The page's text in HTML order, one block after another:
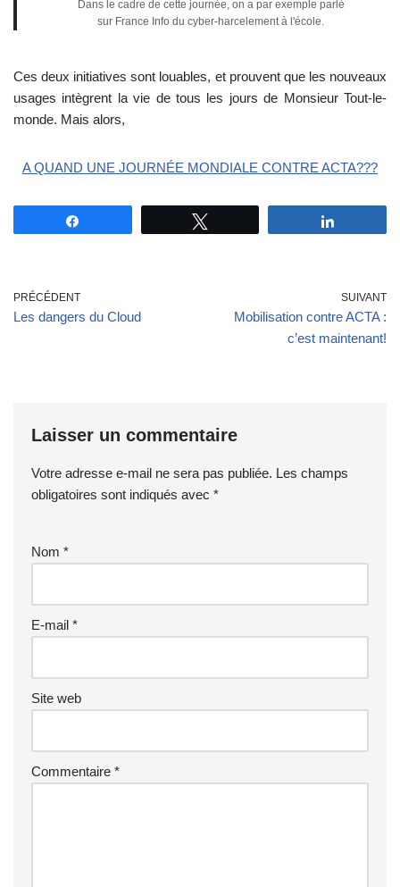
Dans le cadre de cette journée, on a par exemple parlé
sur France Info du cyber-harcelement à l'école.
Ces deux initiatives sont louables, et prouvent que les nouveaux
usages intègrent la vie de tous les jours de Monsieur Tout-le-
monde. Mais alors,
A QUAND UNE JOURNÉE MONDIALE CONTRE ACTA???
PRÉCÉDENT
Les dangers du Cloud
SUIVANT
Mobilisation contre ACTA :
c’est maintenant!
Laisser un commentaire
Votre adresse e-mail ne sera pas publiée. Les champs
obligatoires sont indiqués avec *
Nom *
E-mail *
Site web
Commentaire *